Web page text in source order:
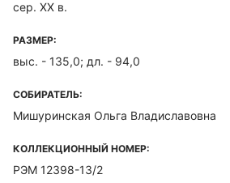
сер. ХХ в.
РАЗМЕР:
выс. - 135,0; дл. - 94,0
СОБИРАТЕЛЬ:
Мишуринская Ольга Владиславовна
КОЛЛЕКЦИОННЫЙ НОМЕР:
РЭМ 12398-13/2